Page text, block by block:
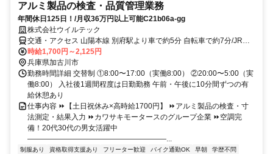
アルミ製品の検査・品質管理業務
年間休日125日！/月収36万円以上可能C21b06a-gg
株式会社ウイルテック
交通・アクセス 山陽本線 別府駅より車で約5分 自転車で約7分/JR神
戸線 東加古川駅より車で約10分 自転車で約15分＊車/バイク/電車/バ
ス/自転車/徒歩通勤OK
時給1,700円～2,125円
兵庫県加古川市
勤務時間詳細 交替制 ①8:00〜17:00（実働8:00） ②20:00〜5:00（実
働8:00） 入社後1週間程度は日勤勤務 午前・午後に10分間ずつの有
給休憩あり
仕事内容 ⏩【土日祝休み×高時給1700円】 ⏩アルミ製品の検査・寸
法測定・結果入力 ⏩カワサキモータースのグループ企業 ⏩空調完
備！20代30代の男女活躍中
―――――――――――――――――――...
制服あり 資格取得支援あり フリーター歓迎 バイク通勤OK 早朝
学歴不問